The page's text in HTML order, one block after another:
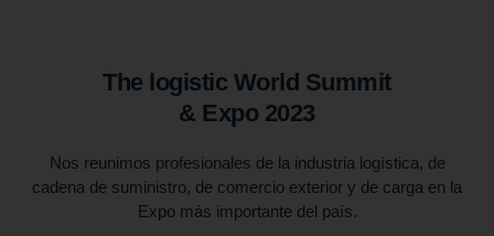
The logistic World Summit
& Expo 2023
Nos reunimos profesionales de la industria logística, de
cadena de suministro, de comercio exterior y de carga en la
Expo más importante del país.